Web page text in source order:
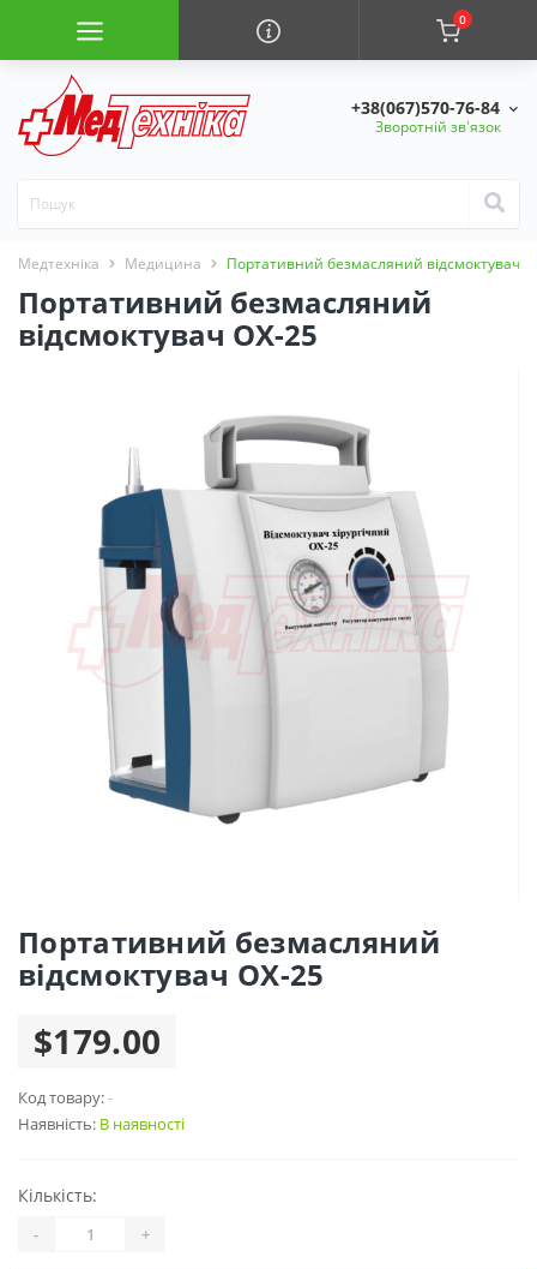
0
+38(067)570-76-84
Зворотній зв'язок
Медтехніка Медицина Портативний безмасляний відсмоктувач
Портативний безмасляний
відсмоктувач ОХ-25
Портативний безмасляний
відсмоктувач ОХ-25
$179.00
Код товару:-
Наявність: В наявності
Кількість:
- +